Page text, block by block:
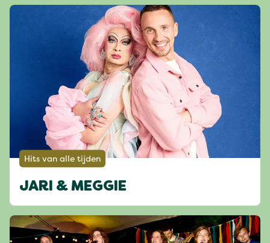
Hits van alle tijden
JARI & MEGGIE